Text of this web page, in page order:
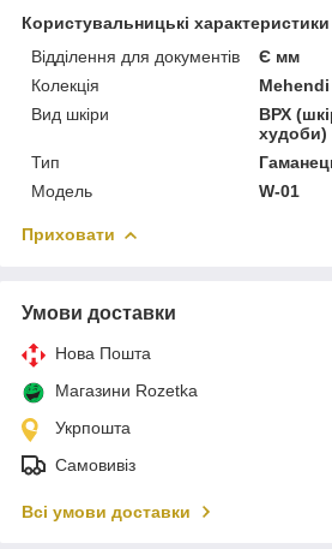
Користувальницькі характеристики
Відділення для документів
Є мм
Колекція
Вид шкіри
ВРХ
худоби)
Тип
Модель
W-01
Приховати
Умови доставки
Нова Пошта
Магазини Rozetka
Укрпошта
Самовивіз
Всі умови доставки